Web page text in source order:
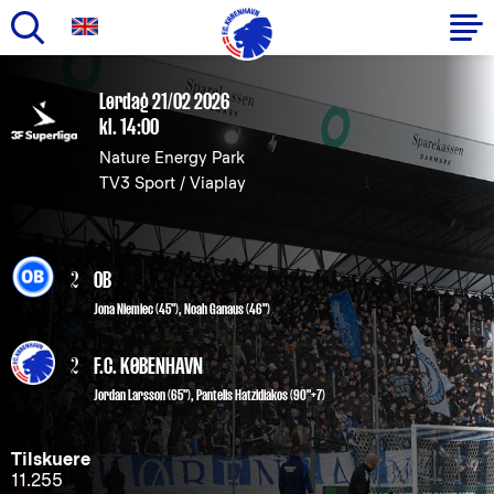
hovedindhold
Primær
navigation
Lørdag 21/02 2026
kl. 14:00
Nature Energy Park
TV3 Sport / Viaplay
2 OB
Jona Niemiec (45"),Noah Ganaus (46")
2 F.C. KØBENHAVN
Jordan Larsson(65"),Pantelis Hatzidiakos(90"+7)
Tilskuere
11.255